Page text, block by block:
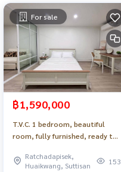
For sale
฿1,590,000
T.V.C. 1 bedroom, beautiful
room, fully furnished, ready to
set_Do787
Ratchadapisek,
Huaikwang, Suttisan
153